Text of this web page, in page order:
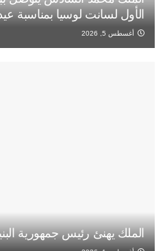
الأول لسانت لوسيا بمناسبة
أغسطس 5, 2026
الملك يهنئ رئيس جمهورية